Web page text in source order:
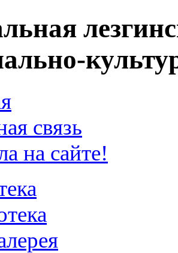
связь
на сайте!